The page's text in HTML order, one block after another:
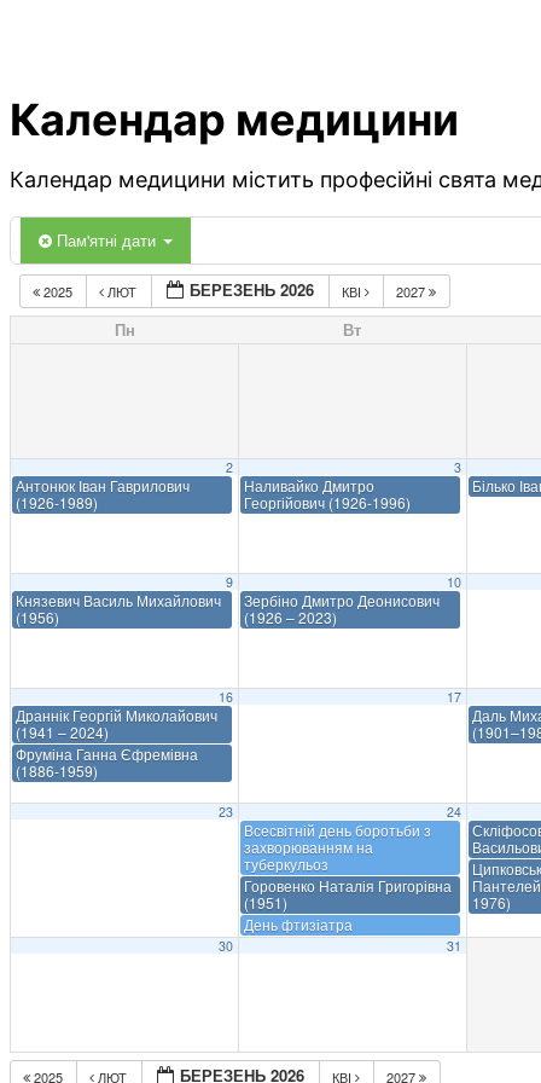
Календар медицини
Календар медицини містить професійні свята
Пам'ятні дати
2025 ЛЮТ БЕРЕЗЕНЬ 2026 КВІ 2027
Пн Вт
2
Антонюк Іван Гаврилович
(1926-1989)
3
Наливайко Дмитро
Георгійович (1926-1996)
Білько
9
Князевич Василь Михайлович
(1956)
10
Зербіно Дмитро Деонисович
(1926 – 2023)
16
Драннік Георгій Миколайович
(1941 – 2024)
Фруміна Ганна Єфремівна
(1886-1959)
17
Даль
23 24
Всесвітній день боротьби з
захворюванням на
туберкульоз
Горовенко Наталія Григорівна
(1951)
День фтизіатра
1976)
30 31
2025 ЛЮТ БЕРЕЗЕНЬ 2026 КВІ 2027